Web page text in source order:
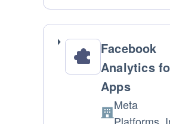
Facebook
Analytics
Apps
Companhia:
Meta